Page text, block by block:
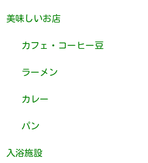
美味しいお店
カフェ・コーヒー豆
ラーメン
カレー
パン
入浴施設